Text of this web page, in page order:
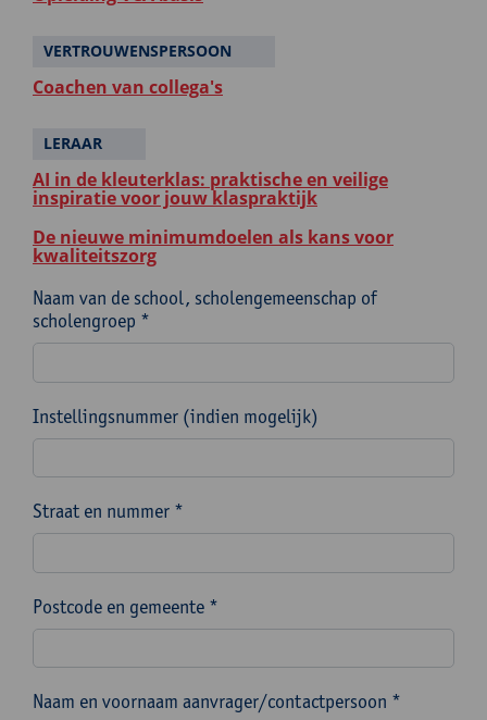
VERTROUWENSPERSOON
Coachen van collega's
LERAAR
AI in de kleuterklas: praktische en veilige
inspiratie voor jouw klaspraktijk
De nieuwe minimumdoelen als kans voor
kwaliteitszorg
Naam van de school, scholengemeenschap of
scholengroep *
Instellingsnummer (indien mogelijk)
Straat en nummer *
Postcode en gemeente *
Naam en voornaam aanvrager/contactpersoon *